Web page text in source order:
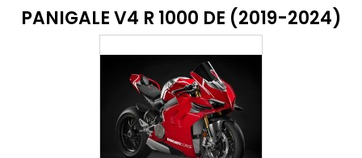
PANIGALE V4 R 1000 DE (2019-2024)